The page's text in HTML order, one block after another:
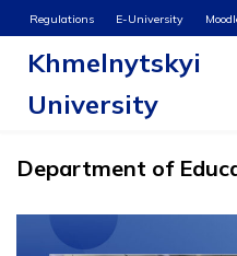
Skip
content
Regulations E-University
University
Department of